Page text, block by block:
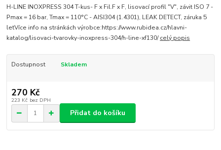
H-LINE INOXPRESS 304 T-kus- F x Fil.F x F, lisovací profil "V", závit ISO 7 -
Pmax = 16 bar, Tmax = 110°C - AISI304 (1.4301), LEAK DETECT, záruka 5
letVíce info na stránkách výrobce:https://www.rubidea.cz/hlavni-
katalog/lisovaci-tvarovky-inoxpress-304/h-line-xf130/celý popis
Dostupnost Skladem
270 Kč
223 Kč bez DPH
Přidat do košíku